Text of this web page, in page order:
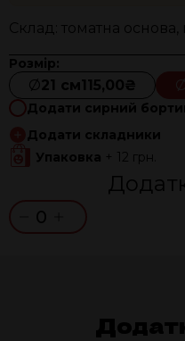
Склад: томатна основа,
Розмір:
Ø21 см115,00₴
Додати сирний
Додати складники
Упаковка + 12 грн.
0